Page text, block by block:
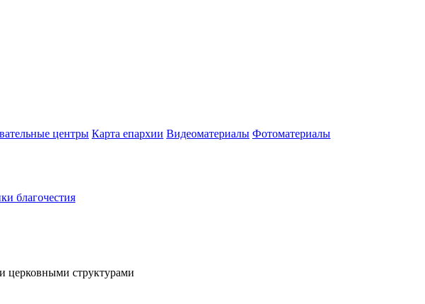
центры Карта епархии Видеоматериалы Фотоматериалы
благочестия